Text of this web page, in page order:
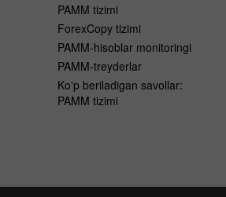
PAMM tizimi
ForexCopy tizimi
PAMM-hisoblar monitoringi
PAMM-treyderlar
Ko'p beriladigan savollar:
PAMM tizimi